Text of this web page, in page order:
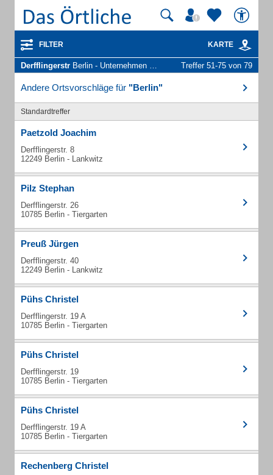
FILTER KARTE
Derfflingerstr Berlin - Unternehmen und Personen Treffer 51-75 von 79
Andere Ortsvorschläge für "Berlin"
Standardtreffer
Paetzold Joachim
Derfflingerstr. 8
12249 Berlin - Lankwitz
Pilz Stephan
Derfflingerstr. 26
10785 Berlin - Tiergarten
Preuß Jürgen
Derfflingerstr. 40
12249 Berlin - Lankwitz
Pühs Christel
Derfflingerstr. 19 A
10785 Berlin - Tiergarten
Pühs Christel
Derfflingerstr. 19
10785 Berlin - Tiergarten
Pühs Christel
Derfflingerstr. 19 A
10785 Berlin - Tiergarten
Rechenberg Christel